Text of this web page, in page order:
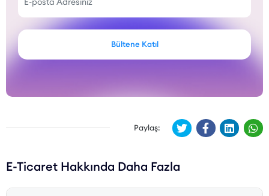
Bültene Katıl
Paylaş:
E-Ticaret Hakkında Daha Fazla